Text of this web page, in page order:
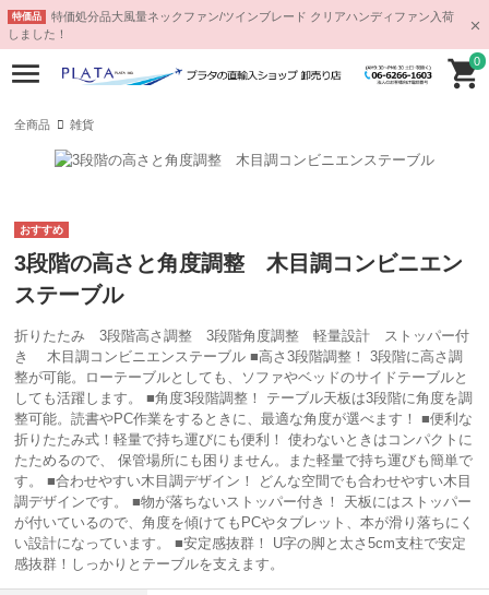
特価品
特価処分品大風量ネックファン/ツインブレード クリアハンディファン入荷
しました！
0
全商品 雑貨
3段階の高さと角度調整 木目調コンビニエン
ステーブル
折りたたみ 3段階高さ調整 3段階角度調整 軽量設計 ストッパー付
き 木目調コンビニエンステーブル ■高さ3段階調整！ 3段階に高さ調
整が可能。ローテーブルとしても、ソファやベッドのサイドテーブルと
しても活躍します。 ■角度3段階調整！ テーブル天板は3段階に角度を調
整可能。読書やPC作業をするときに、最適な角度が選べます！ ■便利な
折りたたみ式！軽量で持ち運びにも便利！ 使わないときはコンパクトに
たためるので、 保管場所にも困りません。また軽量で持ち運びも簡単で
す。 ■合わせやすい木目調デザイン！ どんな空間でも合わせやすい木目
調デザインです。 ■物が落ちないストッパー付き！ 天板にはストッパー
が付いているので、角度を傾けてもPCやタブレット、本が滑り落ちにく
い設計になっています。 ■安定感抜群！ U字の脚と太さ5cm支柱で安定
感抜群！しっかりとテーブルを支えます。